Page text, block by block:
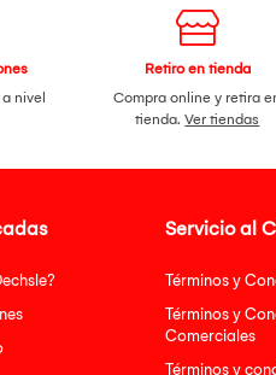
A/C
nivel
Retiro en tienda
Compra online y retira
tienda.Ver tiendas
Servicio al
Términos y
Términos y
Comerciales
Términos y